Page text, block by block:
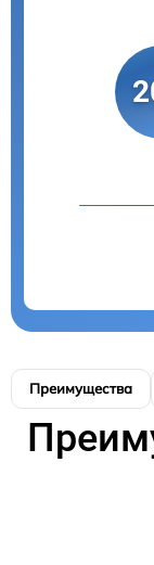
Преимущества